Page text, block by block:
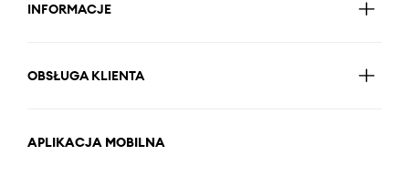
INFORMACJE
OBSŁUGA KLIENTA
APLIKACJA MOBILNA